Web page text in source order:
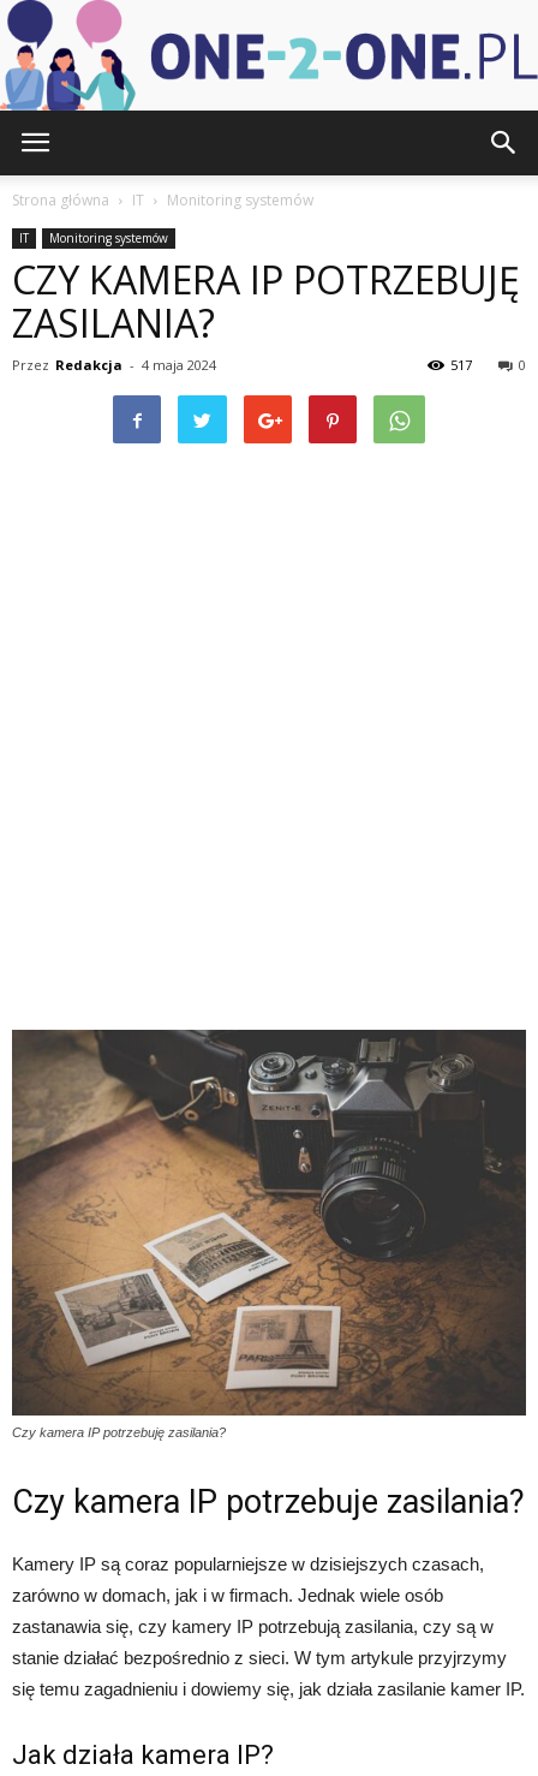
2-
Strona główna IT Monitoring systemów
IT Monitoring systemów
CZY KAMERA IP POTRZEBUJĘ
ZASILANIA?
Przez Redakcja - 4 maja 2024 0
517
Czy kamera IP potrzebuję zasilania?
Czy kamera IP potrzebuje zasilania?
Kamery IP są coraz popularniejsze w dzisiejszych czasach,
zarówno w domach, jak i w firmach. Jednak wiele osób
zastanawia się, czy kamery IP potrzebują zasilania, czy są w
stanie działać bezpośrednio z sieci. W tym artykule przyjrzymy
się temu zagadnieniu i dowiemy się, jak działa zasilanie kamer IP.
Jak działa kamera IP?